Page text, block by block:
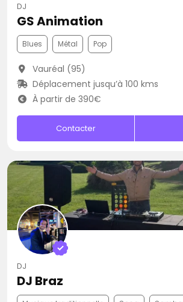
DJ
GS Animation
Blues Métal Pop
Vauréal (95)
Déplacement jusqu’à 100 kms
À partir de 390€
Contacter
DJ
DJ Braz